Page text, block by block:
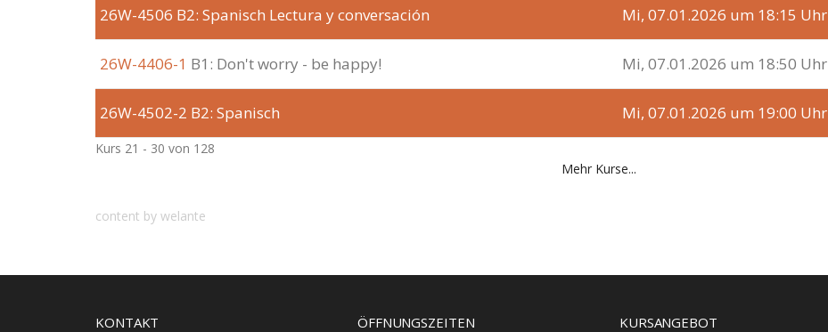
26W-4506 B2: Spanisch Lectura y conversación Mi, 07.01.2026 um 18:15 Uhr
26W-4406-1 B1: Don't worry - be happy! Mi, 07.01.2026 um 18:50 Uhr
26W-4502-2 B2: Spanisch Mi, 07.01.2026 um 19:00 Uhr
Kurs 21 - 30 von 128
Mehr Kurse...
content by welante
KONTAKT ÖFFNUNGSZEITEN KURSANGEBOT